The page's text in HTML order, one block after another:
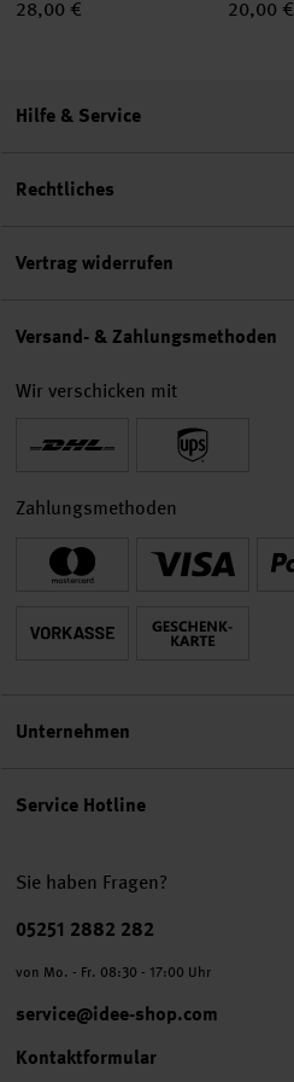
28,00 € 20,00 €
Service Hotline
Sie haben Fragen?
Telefonnummer
05251 2882 282
von Mo. - Fr. 08:30 - 17:00 Uhr
service@idee-shop.com
Kontaktformular
Hilfe & Service
Rechtliches
Vertrag widerrufen
Versand- & Zahlungsmethoden
Wir verschicken mit
Zahlungsmethoden
Unternehmen